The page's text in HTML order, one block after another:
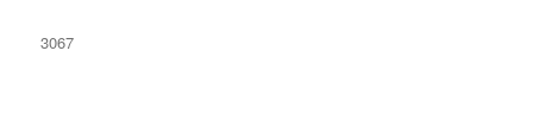
3067